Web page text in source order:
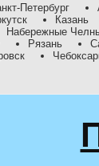
Петербург
Казань
Набережные
Рязань